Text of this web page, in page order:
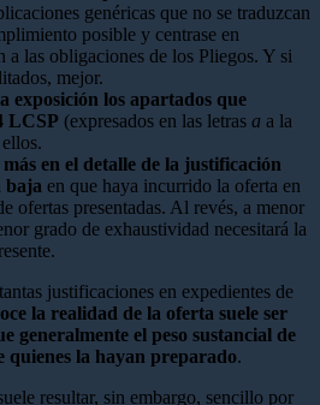
genéricas que no se traduzcan
posible y centrase en
a las obligaciones de los Pliegos. Y si
mejor.
exposición los apartados que
LCSP (expresados en las letras a a la
más en el detalle de la justificación
baja en que haya incurrido la oferta en
ofertas presentadas. Al revés, a menor
grado de exhaustividad necesitará la
justificaciones en expedientes de
la realidad de la oferta suele ser
generalmente el peso sustancial de
quienes la hayan preparado.
resultar, sin embargo, sencillo por